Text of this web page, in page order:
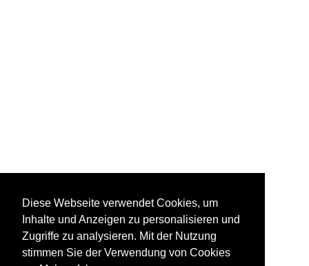
Diese Webseite verwendet Cookies, um
Inhalte und Anzeigen zu personalisieren und
Zugriffe zu analysieren. Mit der Nutzung
stimmen Sie der Verwendung von Cookies